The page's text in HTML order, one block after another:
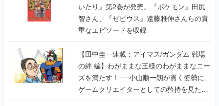
いたり』第2巻が発売。『ポケモン』田尻
智さん、『ゼビウス』遠藤雅伸さんらの貴
重なエピソードを収録
【田中圭一連載：アイマス/ガンダム 戦場
の絆 編】わがままな王様のわがままなニー
ズを満たす！──小山順一朗が貫く姿勢に、
ゲームクリエイターとしての矜持を見た
【若ゲのいたり最終回】